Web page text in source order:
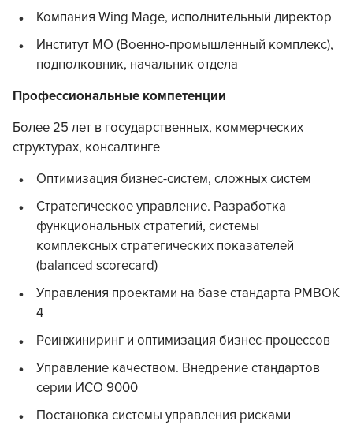
Компания Wing Mage, исполнительный директор
Институт МО (Военно-промышленный комплекс),
подполковник, начальник отдела
Профессиональные компетенции
Более 25 лет в государственных, коммерческих
структурах, консалтинге
Оптимизация бизнес-систем, сложных систем
Стратегическое управление. Разработка
функциональных стратегий, системы
комплексных стратегических показателей
(balanced scorecard)
Управления проектами на базе стандарта PMBOK
4
Реинжиниринг и оптимизация бизнес-процессов
Управление качеством. Внедрение стандартов
серии ИСО 9000
Постановка системы управления рисками